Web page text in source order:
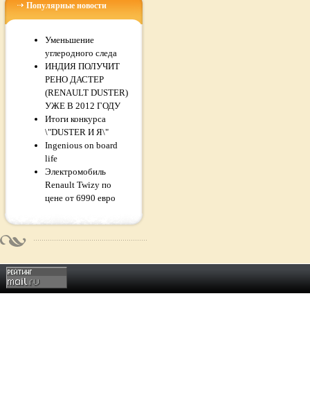
Популярные новости
Уменьшение
углеродного следа
ИНДИЯ ПОЛУЧИТ
РЕНО ДАСТЕР
(RENAULT DUSTER)
УЖЕ В 2012 ГОДУ
Итоги конкурса
\"DUSTER И Я\"
Ingenious on board
life
Электромобиль
Renault Twizy по
цене от 6990 евро